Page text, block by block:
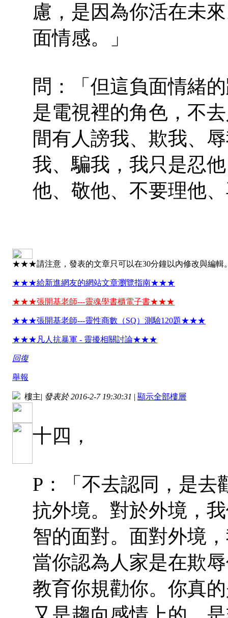
慮，是因為你活在未
面情感。」
問：「但這負面情緒
是電視裡的角色，不
間有人謗我、欺我、
我、騙我，我只是忍
他、敬他、不要理他
★★★請注意，發表的文章只可以在30分鐘以內修改與編
★★★給新進網友的網站文章瀏覽指南★★★
★★★張開基老師---靈魂學書櫃電子書★★★
★★★張開基老師---靈性商數（SQ）測驗120題★★★
★★★凡人抗暴軍 - 靈擾相關討論★★★
回復
舉報
樓主| 發表於 2016-2-7 19:30:31 | 顯示全部樓層
十四，
P：「不去認同，是去
抗外境。對於外境，
智的面對。面對外境
當你認為人家是在欺
教育你規勸你。你真